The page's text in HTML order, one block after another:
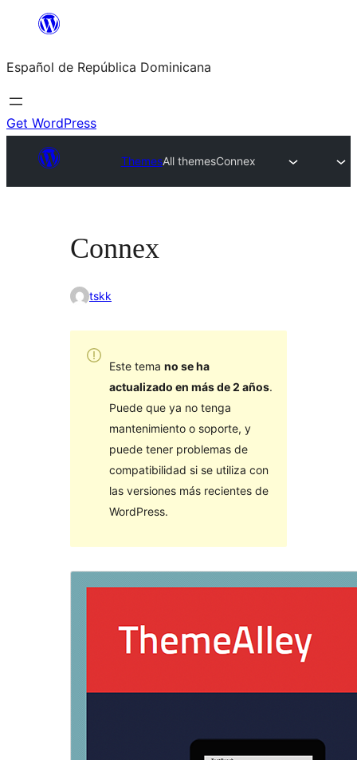
Saltar
contenido
Español de República Dominicana
Get WordPress
ThemesAll themesConnex
Connex
tskk
Este tema no se ha
actualizado en más de 2 años.
Puede que ya no tenga
mantenimiento o soporte, y
puede tener problemas de
compatibilidad si se utiliza con
las versiones más recientes de
WordPress.